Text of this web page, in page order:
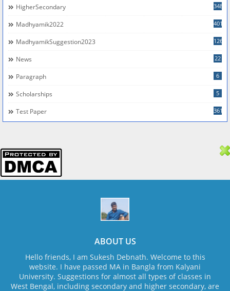
HigherSecondary 348
Madhyamik2022 401
MadhyamikSuggestion2023 126
News 22
Paragraph 6
Scholarships 5
Test Paper 361
ABOUT US
Hello friends, I am Sukesh Debnath. Welcome to this
website. I have passed MA in Bangla from Kalyani
University. Suggestions for almost all types of classes in
West Bengal, including secondary and higher secondary, are